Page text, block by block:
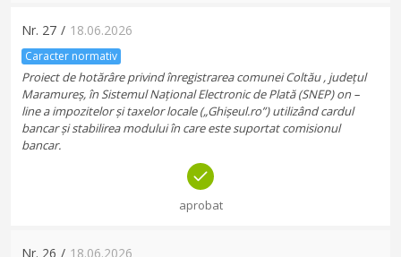
Nr. 27 / 18.06.2026
Caracter normativ
Proiect de hotărâre privind înregistrarea comunei Coltău , județul
Maramureș, în Sistemul Național Electronic de Plată (SNEP) on –
line a impozitelor și taxelor locale („Ghișeul.ro”) utilizând cardul
bancar și stabilirea modului în care este suportat comisionul
bancar.
aprobat
Nr. 26 / 18.06.2026